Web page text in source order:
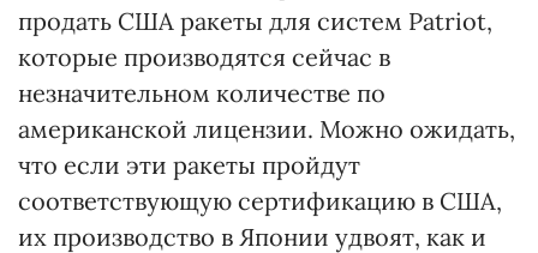
продать США ракеты для систем Patriot,
которые производятся сейчас в
незначительном количестве по
американской лицензии. Можно ожидать,
что если эти ракеты пройдут
соответствующую сертификацию в США,
их производство в Японии удвоят, как и